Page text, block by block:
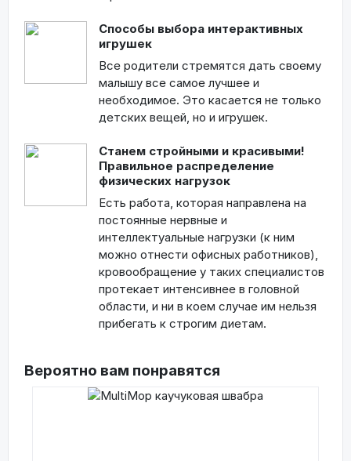
Способы выбора интерактивных
игрушек
Все родители стремятся дать своему
малышу все самое лучшее и
необходимое. Это касается не только
детских вещей, но и игрушек.
Станем стройными и красивыми!
Правильное распределение
физических нагрузок
Есть работа, которая направлена на
постоянные нервные и
интеллектуальные нагрузки (к ним
можно отнести офисных работников),
кровообращение у таких специалистов
протекает интенсивнее в головной
области, и ни в коем случае им нельзя
прибегать к строгим диетам.
Вероятно вам понравятся